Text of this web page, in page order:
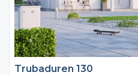
Trubaduren 130